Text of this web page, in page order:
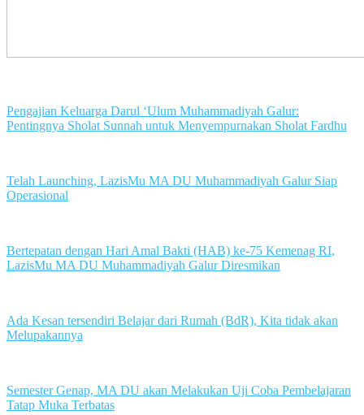
Pengajian Keluarga Darul ‘Ulum Muhammadiyah Galur:
Pentingnya Sholat Sunnah untuk Menyempurnakan Sholat Fardhu
Telah Launching, LazisMu MA DU Muhammadiyah Galur Siap
Operasional
Bertepatan dengan Hari Amal Bakti (HAB) ke-75 Kemenag RI,
LazisMu MA DU Muhammadiyah Galur Diresmikan
Ada Kesan tersendiri Belajar dari Rumah (BdR), Kita tidak akan
Melupakannya
Semester Genap, MA DU akan Melakukan Uji Coba Pembelajaran
Tatap Muka Terbatas